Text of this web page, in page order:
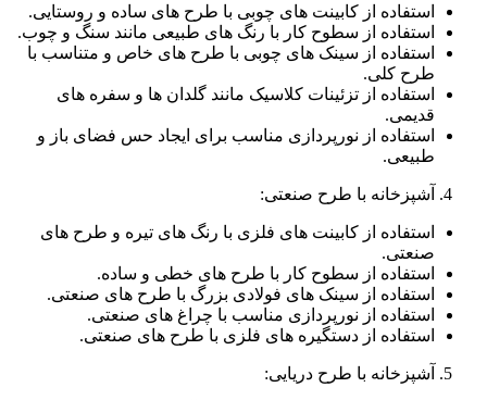
استفاده از کابینت های چوبی با طرح های ساده و روستایی.
استفاده از سطوح کار با رنگ های طبیعی مانند سنگ و چوب.
استفاده از سینک های چوبی با طرح های خاص و متناسب با
طرح کلی.
استفاده از تزئینات کلاسیک مانند گلدان ها و سفره های
قدیمی.
استفاده از نورپردازی مناسب برای ایجاد حس فضای باز و
طبیعی.
آشپزخانه با طرح صنعتی:
استفاده از کابینت های فلزی با رنگ های تیره و طرح های
صنعتی.
استفاده از سطوح کار با طرح های خطی و ساده.
استفاده از سینک های فولادی بزرگ با طرح های صنعتی.
استفاده از نورپردازی مناسب با چراغ های صنعتی.
استفاده از دستگیره های فلزی با طرح های صنعتی.
آشپزخانه با طرح دریایی: